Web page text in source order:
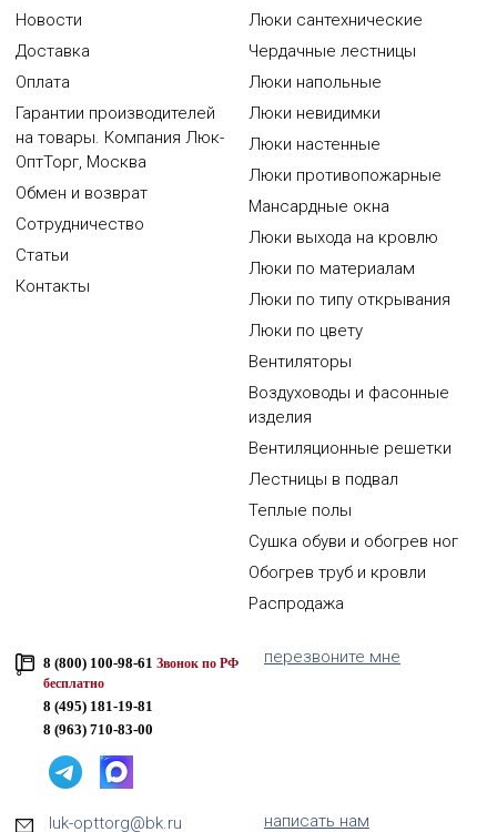
Новости
Доставка
Оплата
Гарантии производителей
на товары. Компания Люк-
ОптТорг, Москва
Обмен и возврат
Сотрудничество
Статьи
Контакты
Люки сантехнические
Чердачные лестницы
Люки напольные
Люки невидимки
Люки настенные
Люки противопожарные
Мансардные окна
Люки выхода на кровлю
Люки по материалам
Люки по типу открывания
Люки по цвету
Вентиляторы
Воздуховоды и фасонные
изделия
Вентиляционные решетки
Лестницы в подвал
Теплые полы
Сушка обуви и обогрев ног
Обогрев труб и кровли
Распродажа
8 (800) 100-98-61 Звонок по РФ
бесплатно
8 (495) 181-19-81
8 (963) 710-83-00
перезвоните мне
luk-opttorg@bk.ru написать нам